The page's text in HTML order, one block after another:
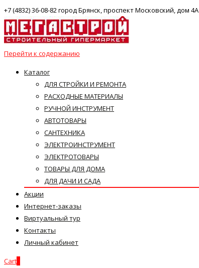
+7 (4832) 36-08-82 город Брянск, проспект Московский, дом 4А
Перейти к содержанию
Каталог
ДЛЯ СТРОЙКИ И РЕМОНТА
РАСХОДНЫЕ МАТЕРИАЛЫ
РУЧНОЙ ИНСТРУМЕНТ
АВТОТОВАРЫ
САНТЕХНИКА
ЭЛЕКТРОИНСТРУМЕНТ
ЭЛЕКТРОТОВАРЫ
ТОВАРЫ ДЛЯ ДОМА
ДЛЯ ДАЧИ И САДА
Акции
Интернет-заказы
Виртуальный тур
Контакты
Личный кабинет
Cart